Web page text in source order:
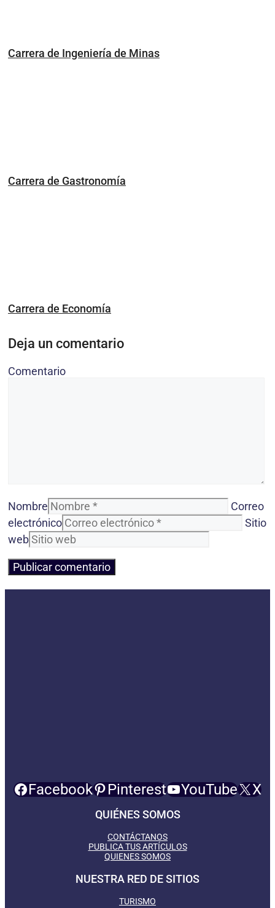
Carrera de Ingeniería de Minas
Carrera de Gastronomía
Carrera de Economía
Deja un comentario
Comentario
Nombre
Correo
electrónico
Sitio
web
Facebook Pinterest YouTube X
QUIÉNES SOMOS
CONTÁCTANOS
PUBLICA TUS ARTÍCULOS
QUIENES SOMOS
NUESTRA RED DE SITIOS
TURISMO